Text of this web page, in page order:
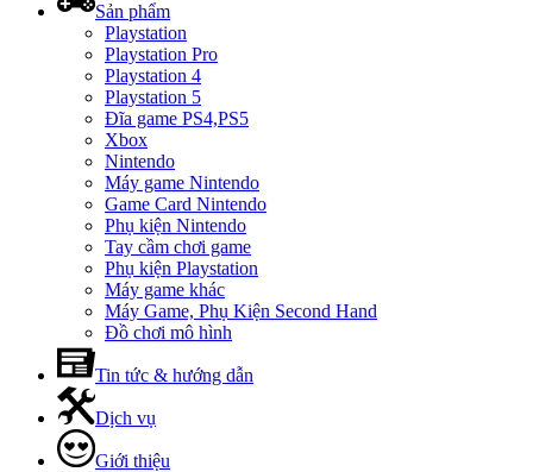
Sản phẩm
Playstation
Playstation Pro
Playstation 4
Playstation 5
Đĩa game PS4,PS5
Xbox
Nintendo
Máy game Nintendo
Game Card Nintendo
Phụ kiện Nintendo
Tay cầm chơi game
Phụ kiện Playstation
Máy game khác
Máy Game, Phụ Kiện Second Hand
Đồ chơi mô hình
Tin tức & hướng dẫn
Dịch vụ
Giới thiệu